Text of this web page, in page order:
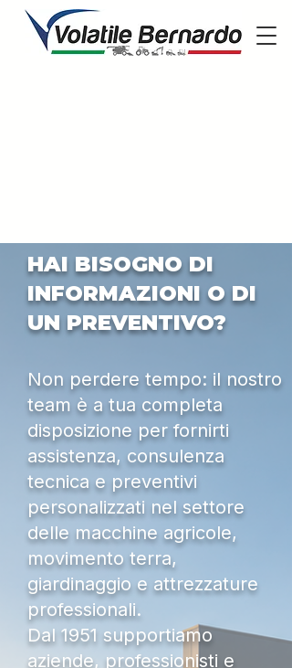
HAI BISOGNO DI
INFORMAZIONI O DI
UN PREVENTIVO?
Non perdere tempo: il nostro
team è a tua completa
disposizione per fornirti
assistenza, consulenza
tecnica e preventivi
personalizzati nel settore
delle macchine agricole,
movimento terra,
giardinaggio e attrezzature
professionali.
Dal 1951 supportiamo
aziende, professionisti e